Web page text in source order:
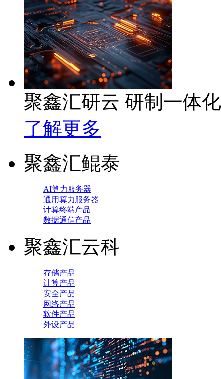
聚鑫汇研云 研制一体
了解更多
聚鑫汇鲲泰
AI算力服务器
通用算力服务器
计算终端产品
数据通信产品
聚鑫汇云科
存储产品
计算产品
安全产品
网络产品
软件产品
外设产品